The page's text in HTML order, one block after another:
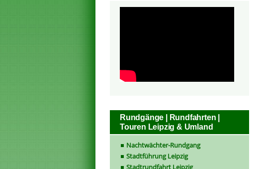
Rundgänge | Rundfahrten |
Touren Leipzig & Umland
Nachtwächter-Rundgang
Stadtführung Leipzig
Stadtrundfahrt Leipzig